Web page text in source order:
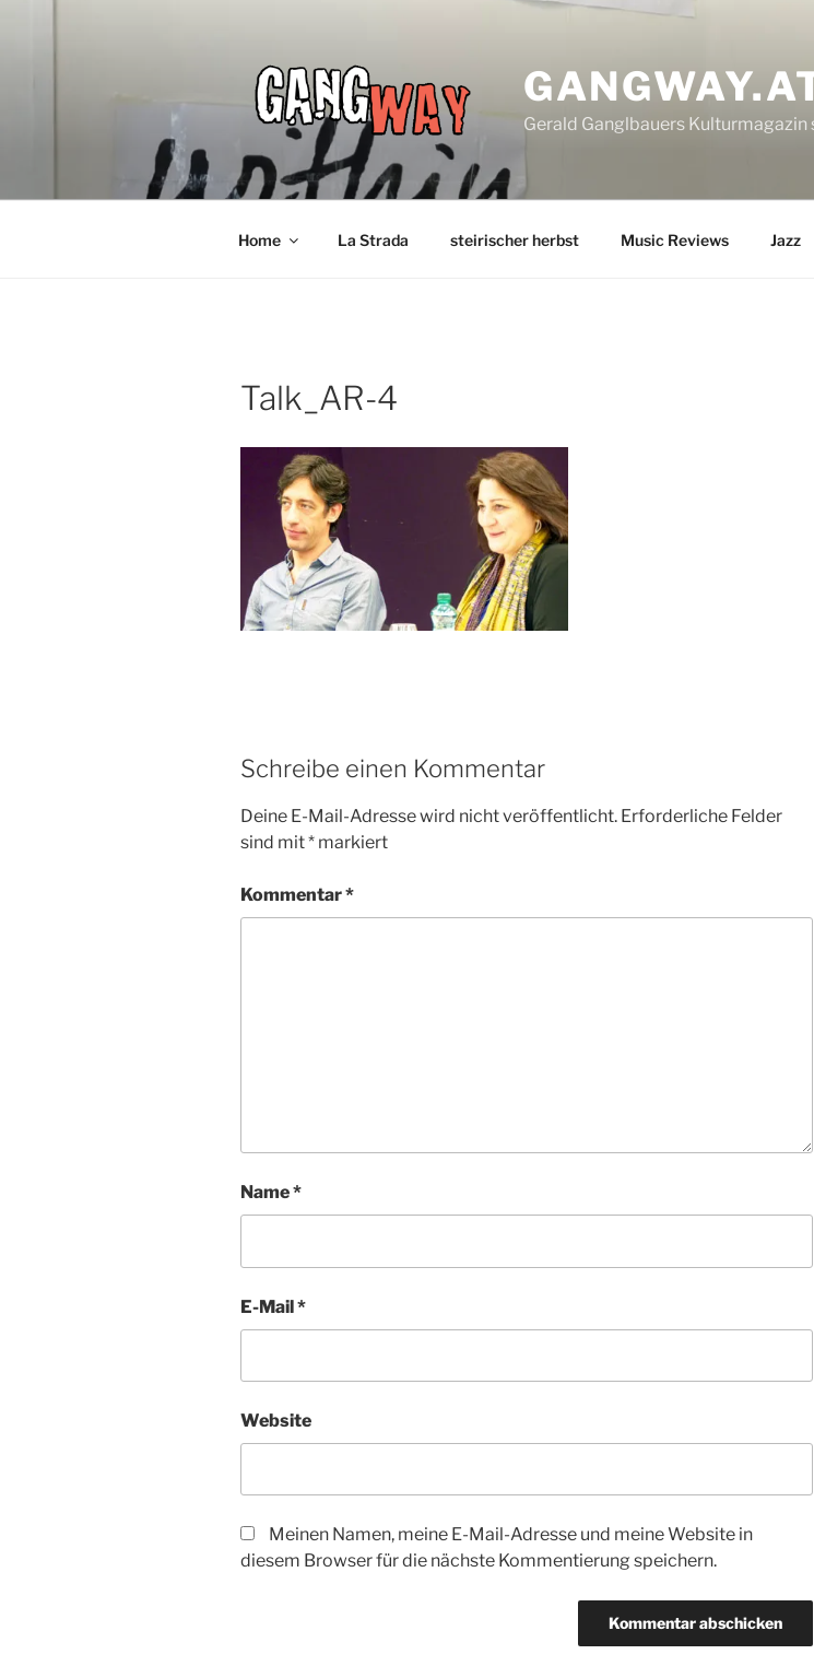
Gerald Ganglbauers Kulturmagazin
Home La Strada steirischer herbst Music Reviews Jazz
Talk_AR-4
Schreibe einen Kommentar
Deine E-Mail-Adresse wird nicht veröffentlicht. Erforderliche Felder
sind mit* markiert
Kommentar*
Name*
E-Mail*
Website
Meinen Namen, meine E-Mail-Adresse und meine Website in
diesem Browser für die nächste Kommentierung speichern.